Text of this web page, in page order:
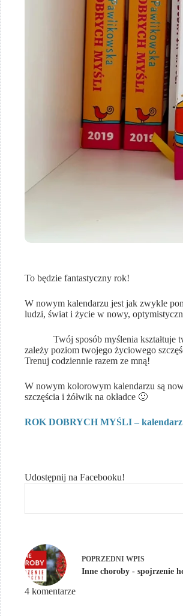
To będzie fantastyczny rok!
W nowym kalendarzu jest jak zwykle
ludzi, świat i życie w nowy,
Twój sposób myślenia kształtuje
zależy poziom twojego życiowego
Trenuj codziennie razem ze mną!
W nowym kolorowym kalendarzu są
szczęścia i żółwik na okładce 🙂
ROK DOBRYCH MYŚLI – kalendarz
Udostępnij na Facebooku!
POPRZEDNI WPIS
Inne choroby - spojrzenie
4 komentarze